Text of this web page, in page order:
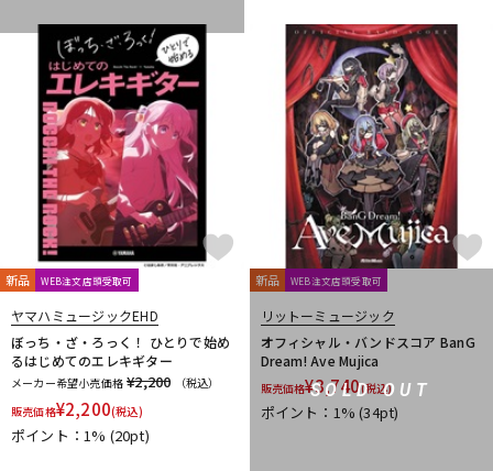
新品 WEB注文店頭受取可
ヤマハミュージックEHD
ぼっち・ざ・ろっく！ ひとりで始め
るはじめてのエレキギター
メーカー希望小売価格 ¥2,200
（税込）
販売価格¥2,200(税込)
ポイント：1% (20pt)
SOLD OUT
新品 WEB注文店頭受取可
リットーミュージック
オフィシャル・バンドスコア BanG
Dream! Ave Mujica
販売価格¥3,740(税込)
ポイント：1%(34pt)